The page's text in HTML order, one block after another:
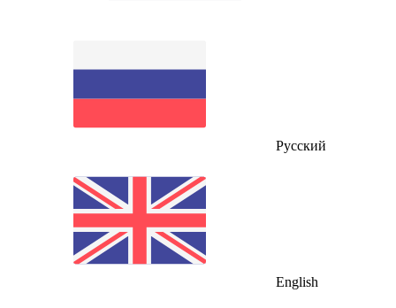
Русский
English